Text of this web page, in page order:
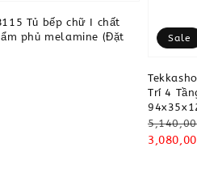
Tủ bếp chữ I chất
phủ melamine (Đặt
Sale
Trí 4
Regular
price
Sale